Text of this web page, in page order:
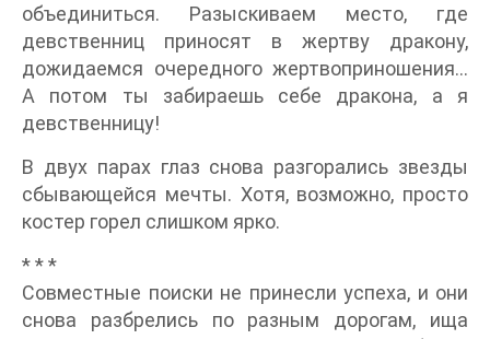
объединиться. Разыскиваем место, где
девственниц приносят в жертву дракону,
дожидаемся очередного жертвоприношения…
А потом ты забираешь себе дракона, а я
девственницу!
В двух парах глаз снова разгорались звезды
сбывающейся мечты. Хотя, возможно, просто
костер горел слишком ярко.
* * *
Совместные поиски не принесли успеха, и они
снова разбрелись по разным дорогам, ища